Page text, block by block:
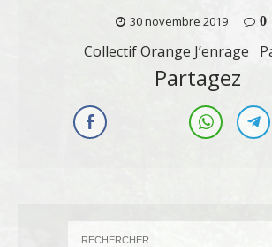
30 novembre 2019
0
Collectif Orange J’enrage
Partagez